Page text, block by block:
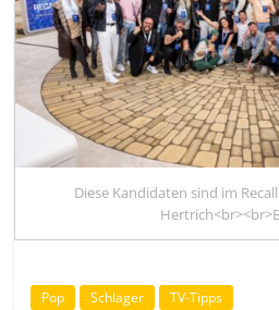
Diese Kandidaten sind im
Pop Schlager TV-Tipps